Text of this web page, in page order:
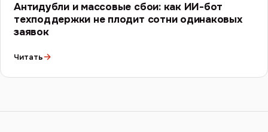
Антидубли и массовые сбои: как ИИ-бот
техподдержки не плодит сотни одинаковых
заявок
Читать→